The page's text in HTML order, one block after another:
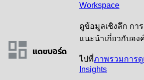
Workspace
แดชบอร์ด
ดูข้อมูลเชิงลึก กา
แนะนำเกี่ยวกับอ
ไปที่ภาพรวมการดู
Insights